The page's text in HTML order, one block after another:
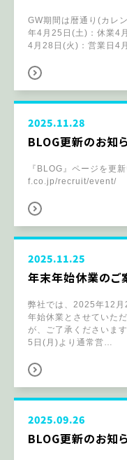
GW期間は暦通り(カレ
年4月25日(土)：休業4
4月28日(火)：営業日
2025.11.28
BLOG更新のお知
『BLOG』ページを更
f.co.jp/recruit/event/
2025.11.25
年末年始休業のご
弊社では、2025年12
年始休業とさせていた
が、ご了承くださいま
5日(月)より通常営…
2025.09.26
BLOG更新のお知